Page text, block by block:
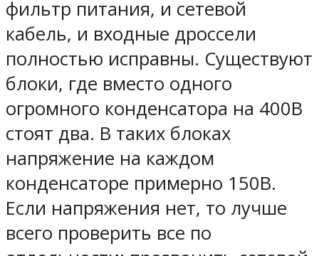
фильтр питания, и сетевой
кабель, и входные дроссели
полностью исправны. Существуют
блоки, где вместо одного
огромного конденсатора на 400В
стоят два. В таких блоках
напряжение на каждом
конденсаторе примерно 150В.
Если напряжения нет, то лучше
всего проверить все по